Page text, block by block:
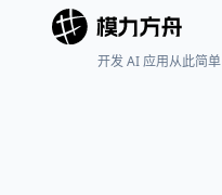
开发 AI 应用从此简单